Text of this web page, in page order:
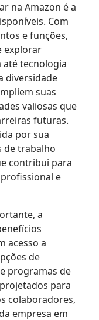
na Amazon é a
Com
e funções,
explorar
até tecnologia
diversidade
suas
valiosas que
futuras.
por sua
de trabalho
contribui para
e
a
acesso a
de
programas de
para
colaboradores,
empresa em